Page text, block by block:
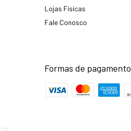
Lojas Físicas
Fale Conosco
Formas de pagamento